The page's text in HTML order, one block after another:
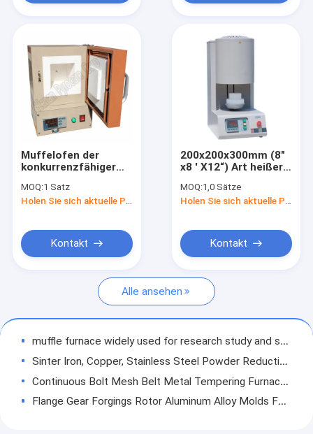
Elektrische Muffelferne
Hochtemperaturschleiföfen
Vakuummuffelfen
Industrie-Müffelfernen
Elektrische Glühöfen
industrielle Schmelzofen
Wärmebehandlungs-Ofen
Hochtemperaturrohröfen
Muffelofen der
konkurrenzfähiger
Laborausstattungs-
langer
1200c
MOQ:1 Satz
Kontakt
200x200x300mm (8"
x8 ' X12“) Art heißer
1600C des
Ausglühenmuffelofens
MOQ:1,0 Sätze
Kontakt
Alle ansehen
muffle furnace widely used for research study and small quantities produce 100*100*100mm (L*W*H)
Sinter Iron, Copper, Stainless Steel Powder Reduction Heat Treatment Furnace
Continuous Bolt Mesh Belt Metal Tempering Furnace For Heat Treatment
Flange Gear Forgings Rotor Aluminum Alloy Molds Factory Price Trolley Resistance Heat Treatment Furnace